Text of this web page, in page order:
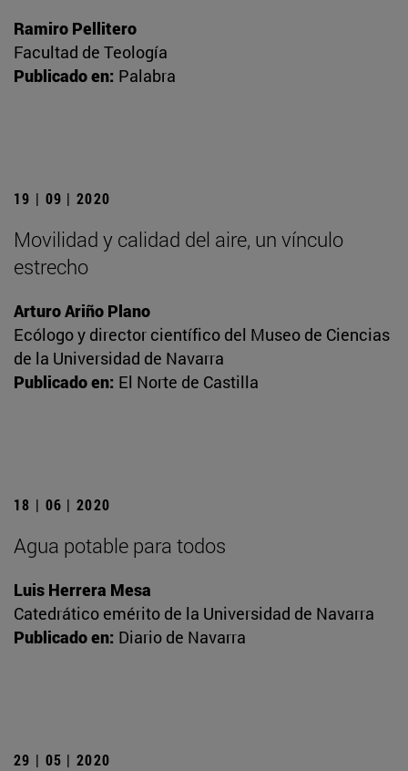
Ramiro Pellitero
Facultad de Teología
Publicado en: Palabra
19 | 09 | 2020
Movilidad y calidad del aire, un vínculo
estrecho
Arturo Ariño Plano
Ecólogo y director científico del Museo de Ciencias
de la Universidad de Navarra
Publicado en: El Norte de Castilla
18 | 06 | 2020
Agua potable para todos
Luis Herrera Mesa
Catedrático emérito de la Universidad de Navarra
Publicado en: Diario de Navarra
29 | 05 | 2020